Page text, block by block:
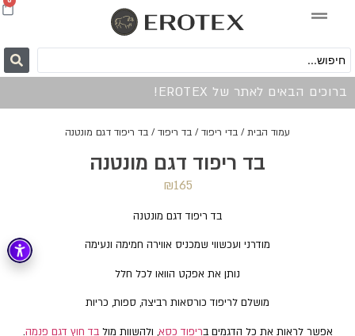
ברוכים הבאים לאתר של EROTEX!
עמוד הבית / בדי ריפוד / בד ריפוד / בד ריפוד דגם מונטנה
בד ריפוד דגם מונטנה
₪165
בד ריפוד דגם מונטנה
מודרני ועכשווי שמכניס אווירה חמימה ונעימה
נותן את אפקט הוואו לכל חלל
מושלם לריפוד כורסאות רביצה, ספות, כריות
אפשר לראות את כל הדגמים בריפוד כסא, ולהשוות מולבד חוץ דגם פנמה.